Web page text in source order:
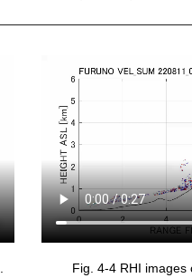
Fig. 4-4 RHI images